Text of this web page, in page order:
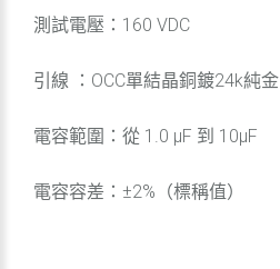
測試電壓：160 VDC
引線 ：OCC單結晶銅鍍24k純金
電容範圍：從 1.0 μF 到 10μF
電容容差：±2%（標稱值）